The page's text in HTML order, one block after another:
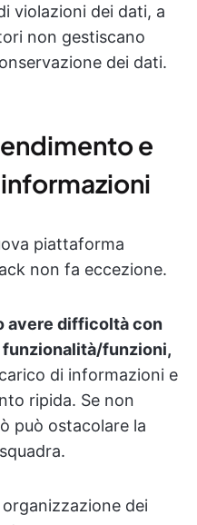
violazioni dei dati, a
non gestiscano
dei dati.
e
piattaforma
non fa eccezione.
avere difficoltà con
funzionalità/funzioni,
di informazioni e
ripida. Se non
può ostacolare la
dei